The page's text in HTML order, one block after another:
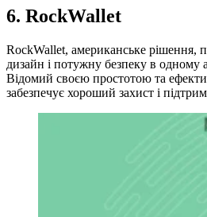
6. RockWallet
RockWallet, американське рішення,
дизайн і потужну безпеку в одному
Відомий своєю простотою та
забезпечує хороший захист і